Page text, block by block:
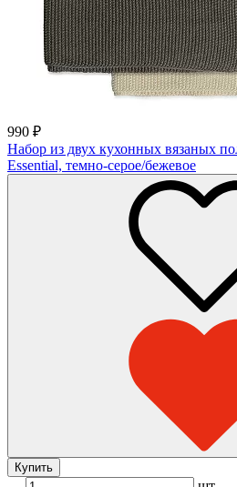
990 ₽
Набор из двух кухонных вязаных
Essential, темно-серое/бежевое
Купить